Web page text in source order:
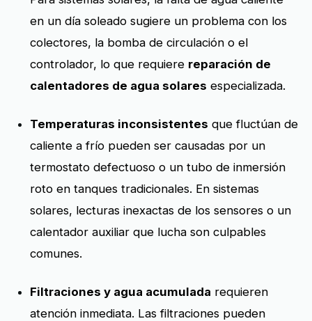
en un día soleado sugiere un problema con los
colectores, la bomba de circulación o el
controlador, lo que requiere reparación de
calentadores de agua solares especializada.
Temperaturas inconsistentes que fluctúan de
caliente a frío pueden ser causadas por un
termostato defectuoso o un tubo de inmersión
roto en tanques tradicionales. En sistemas
solares, lecturas inexactas de los sensores o un
calentador auxiliar que lucha son culpables
comunes.
Filtraciones y agua acumulada requieren
atención inmediata. Las filtraciones pueden